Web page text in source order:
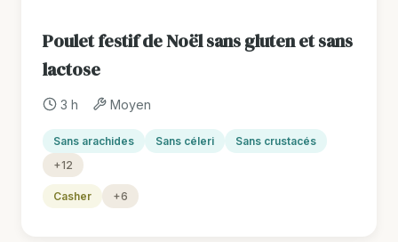
Poulet festif de Noël sans gluten et sans
lactose
3 h Moyen
Sans arachides Sans céleri
Sans crustacés
+12
Casher +6